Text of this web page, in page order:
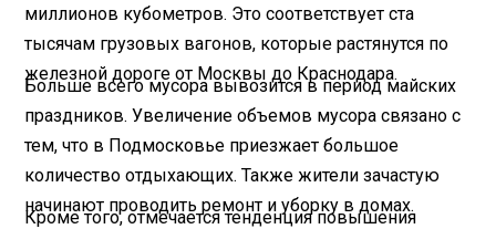
миллионов кубометров. Это соответствует ста
тысячам грузовых вагонов, которые растянутся по
железной дороге от Москвы до Краснодара.
Больше всего мусора вывозится в период майских
праздников. Увеличение объемов мусора связано с
тем, что в Подмосковье приезжает большое
количество отдыхающих. Также жители зачастую
начинают проводить ремонт и уборку в домах.
Кроме того, отмечается тенденция повышения